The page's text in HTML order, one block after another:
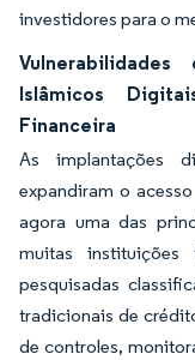
investidores para o
Islâmicos
Financeira
As implantações
expandiram o
agora uma das
muitas instituições
pesquisadas
tradicionais de
de controles,